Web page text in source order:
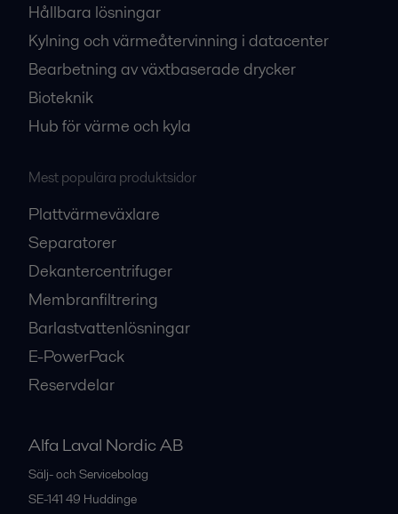
Hållbara lösningar
Kylning och värmeåtervinning i datacenter
Bearbetning av växtbaserade drycker
Bioteknik
Hub för värme och kyla
Mest populära produktsidor
Plattvärmeväxlare
Separatorer
Dekantercentrifuger
Membranfiltrering
Barlastvattenlösningar
E-PowerPack
Reservdelar
Alfa Laval Nordic AB
Sälj- och Servicebolag
SE-141 49 Huddinge